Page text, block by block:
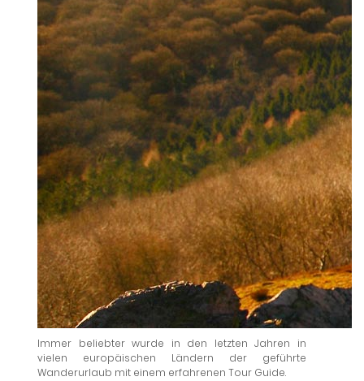
Immer beliebter wurde in den letzten Jahren in
vielen europäischen Ländern der geführte
Wanderurlaub mit einem erfahrenen Tour Guide.